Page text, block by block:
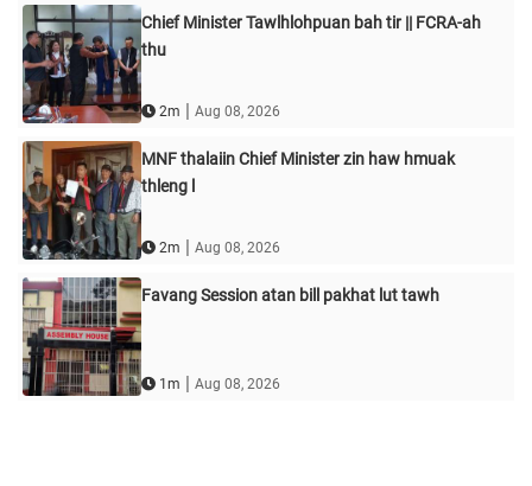
Chief Minister Tawlhlohpuan bah tir || FCRA-ah
thu
2m | Aug 08, 2026
MNF thalaiin Chief Minister zin haw hmuak
thleng l
2m | Aug 08, 2026
Favang Session atan bill pakhat lut tawh
1m | Aug 08, 2026